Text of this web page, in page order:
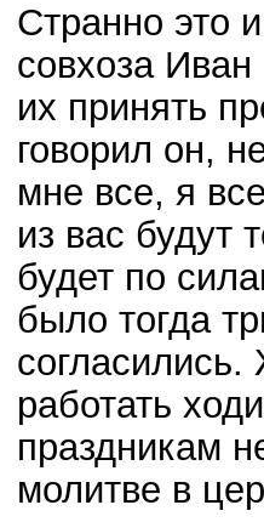
Странно это
совхоза
их принять
говорил он,
мне все, я
из вас будут
будет по
было тогда
работать
праздникам
молитве в